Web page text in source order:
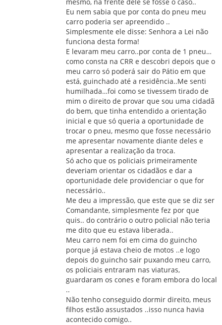
mesmo, na frente dele se fosse o caso..
Eu nem sabia que por conta do pneu meu
carro poderia ser apreendido ..
Simplesmente ele disse: Senhora a Lei não
funciona desta forma!
E levaram meu carro..por conta de 1 pneu…
como consta na CRR e descobri depois que o
meu carro só poderá sair do Pátio em que
está, guinchado até a residência..Me senti
humilhada…foi como se tivessem tirado de
mim o direito de provar que sou uma cidadã
do bem, que tinha entendido a orientação
inicial e que só queria a oportunidade de
trocar o pneu, mesmo que fosse necessário
me apresentar novamente diante deles e
apresentar a realização da troca.
Só acho que os policiais primeiramente
deveriam orientar os cidadãos e dar a
oportunidade dele providenciar o que for
necessário..
Me deu a impressão, que este que se diz ser
Comandante, simplesmente fez por que
quis.. do contrário o outro policial não teria
me dito que eu estava liberada..
Meu carro nem foi em cima do guincho
porque já estava cheio de motos ..e logo
depois do guincho sair puxando meu carro,
os policiais entraram nas viaturas,
guardaram os cones e foram embora do local
..
Não tenho conseguido dormir direito, meus
filhos estão assustados ..isso nunca havia
acontecido comigo..